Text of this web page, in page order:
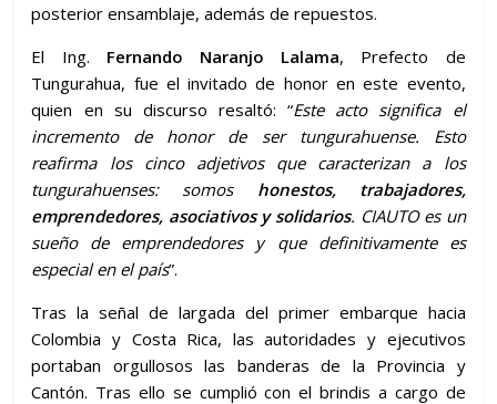
posterior ensamblaje, además de repuestos.
El Ing. Fernando Naranjo Lalama, Prefecto de
Tungurahua, fue el invitado de honor en este evento,
quien en su discurso resaltó: “Este acto significa el
incremento de honor de ser tungurahuense. Esto
reafirma los cinco adjetivos que caracterizan a los
tungurahuenses: somos honestos, trabajadores,
emprendedores, asociativos y solidarios. CIAUTO es un
sueño de emprendedores y que definitivamente es
especial en el país”.
Tras la señal de largada del primer embarque hacia
Colombia y Costa Rica, las autoridades y ejecutivos
portaban orgullosos las banderas de la Provincia y
Cantón. Tras ello se cumplió con el brindis a cargo de